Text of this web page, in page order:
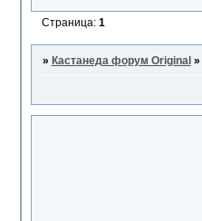
Страница: 1
» Кастанеда форум Original »